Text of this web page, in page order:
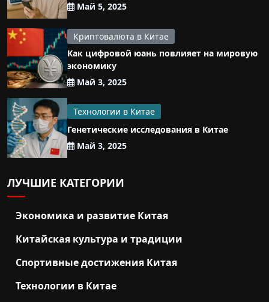
Май 5, 2025
Криптовалюта в Китае
Как цифровой юань повлияет на мировую
экономику
Май 3, 2025
Технологии в Китае
Генетические исследования в Китае
Май 3, 2025
ЛУЧШИЕ КАТЕГОРИИ
Экономика и развитие Китая
Китайская культура и традиции
Спортивные достижения Китая
Технологии в Китае